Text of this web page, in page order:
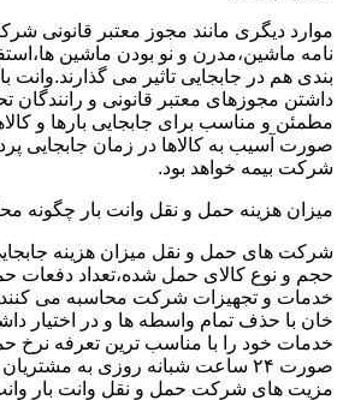
موارد دیگری مانند مجوز معتبر قانونی
نامه ماشین،مدرن و نو بودن ماشین
بندی هم در جابجایی تاثیر می گذارند.وانت
داشتن مجوزهای معتبر قانونی و
مطمئن و مناسب برای جابجایی بارها و
صورت آسیب به کالاها در زمان جابجایی
شرکت بیمه خواهد بود.
میزان هزینه حمل و نقل وانت بار چگونه
شرکت های حمل و نقل میزان هزینه
حجم و نوع کالای حمل شده،تعداد دفعات
خدمات و تجهیزات شرکت محاسبه می
خان با حذف تمام واسطه ها و در اختیار
خدمات خود را با مناسب ترین تعرفه نرخ
صورت ۲۴ ساعت شبانه روزی به مشتریان ارائه می دهد.
مزیت های شرکت حمل و نقل وانت بار